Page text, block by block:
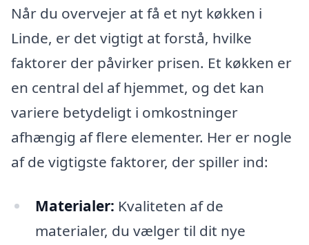
Når du overvejer at få et nyt køkken i
Linde, er det vigtigt at forstå, hvilke
faktorer der påvirker prisen. Et køkken er
en central del af hjemmet, og det kan
variere betydeligt i omkostninger
afhængig af flere elementer. Her er nogle
af de vigtigste faktorer, der spiller ind:
Materialer: Kvaliteten af de
materialer, du vælger til dit nye